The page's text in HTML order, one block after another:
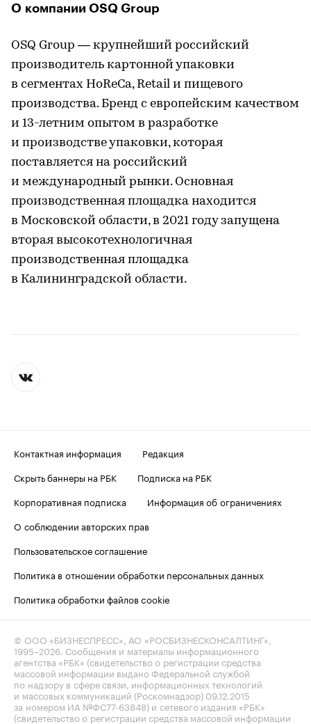
О компании OSQ Group
OSQ Group — крупнейший российский
производитель картонной упаковки
в сегментах HoReCa, Retail и пищевого
производства. Бренд с европейским качеством
и 13-летним опытом в разработке
и производстве упаковки, которая
поставляется на российский
и международный рынки. Основная
производственная площадка находится
в Московской области, в 2021 году запущена
вторая высокотехнологичная
производственная площадка
в Калининградской области.
Контактная информация
Редакция
Скрыть баннеры на РБК
Подписка на РБК
Корпоративная подписка
Информация об ограничениях
О соблюдении авторских прав
Пользовательское соглашение
Политика в отношении обработки персональных данных
Политика обработки файлов cookie
© ООО «БИЗНЕСПРЕСС», АО «РОСБИЗНЕСКОНСАЛТИНГ»,
1995–2026 . Сообщения и материалы информационного
агентства «РБК» (свидетельство о регистрации средства
массовой информации выдано Федеральной службой
по надзору в сфере связи, информационных технологий
и массовых коммуникаций (Роскомнадзор) 09.12.2015
за номером ИА №ФС77-63848) и сетевого издания «РБК»
(свидетельство о регистрации средства массовой информации